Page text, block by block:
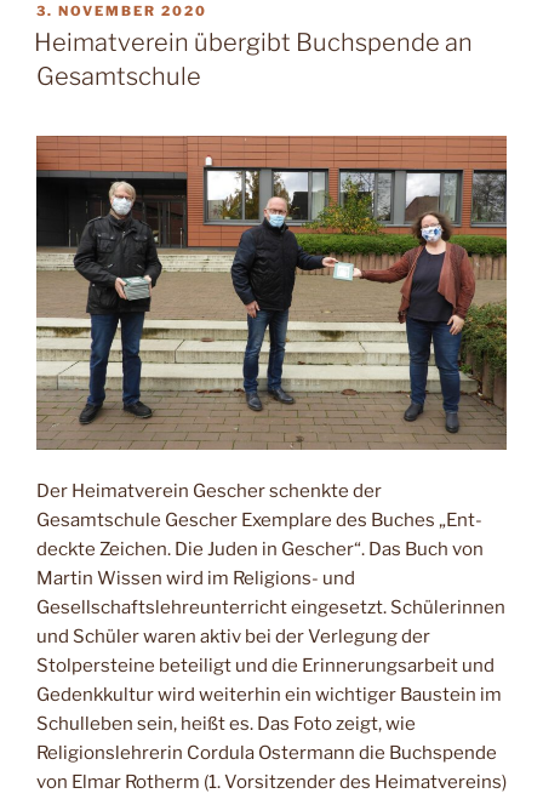
VERÖFFENTLICHT
AM
3. NOVEMBER 2020
Heimatverein übergibt Buchspende an
Gesamtschule
Der Heimatverein Gescher schenkte der
Gesamtschule Gescher Exemplare des Buches „Ent-
deckte Zeichen. Die Juden in Gescher“. Das Buch von
Martin Wissen wird im Religions- und
Gesellschaftslehreunterricht eingesetzt. Schülerinnen
und Schüler waren aktiv bei der Verlegung der
Stolpersteine beteiligt und die Erinnerungsarbeit und
Gedenkkultur wird weiterhin ein wichtiger Baustein im
Schulleben sein, heißt es. Das Foto zeigt, wie
Religionslehrerin Cordula Ostermann die Buchspende
von Elmar Rotherm (1. Vorsitzender des Heimatvereins)